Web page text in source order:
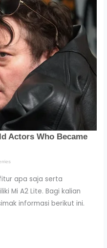
apa saja serta
Mi A2 Lite. Bagi kalian
informasi berikut ini.